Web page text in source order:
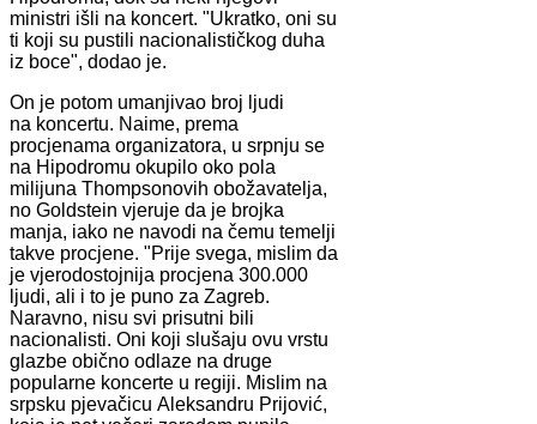
ministri išli na koncert. "Ukratko, oni su
ti koji su pustili nacionalističkog duha
iz boce", dodao je.
On je potom umanjivao broj ljudi
na koncertu. Naime, prema
procjenama organizatora, u srpnju se
na Hipodromu okupilo oko pola
milijuna Thompsonovih obožavatelja,
no Goldstein vjeruje da je brojka
manja, iako ne navodi na čemu temelji
takve procjene. "Prije svega, mislim da
je vjerodostojnija procjena 300.000
ljudi, ali i to je puno za Zagreb.
Naravno, nisu svi prisutni bili
nacionalisti. Oni koji slušaju ovu vrstu
glazbe obično odlaze na druge
popularne koncerte u regiji. Mislim na
srpsku pjevačicu Aleksandru Prijović,